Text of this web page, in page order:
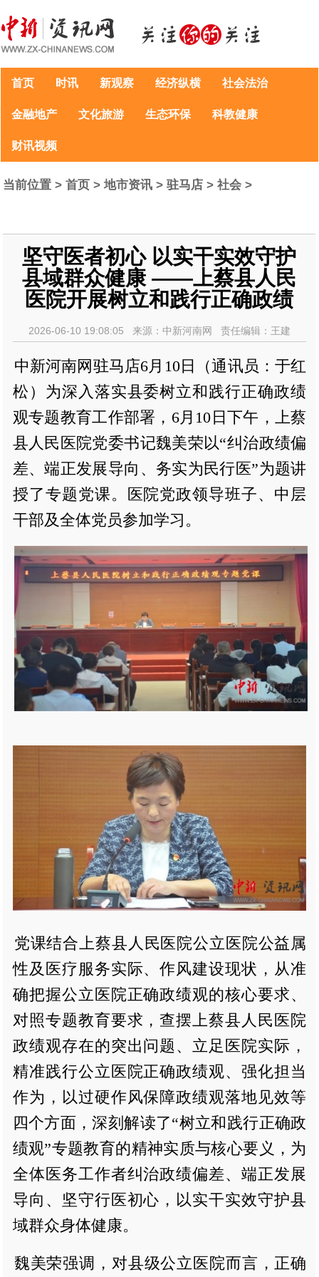
首页 时讯 新观察 经济纵横 社会法治
金融地产 文化旅游 生态环保 科教健康
财讯视频
当前位置 >首页 >地市资讯 >驻马店 >社会 >
坚守医者初心 以实干实效守护
县域群众健康 ——上蔡县人民
医院开展树立和践行正确政绩
2026-06-10 19:08:05 来源：中新河南网 责任编辑：王建
中新河南网驻马店6月10日（通讯员：于红
松）为深入落实县委树立和践行正确政绩
观专题教育工作部署，6月10日下午，上蔡
县人民医院党委书记魏美荣以“纠治政绩偏
差、端正发展导向、务实为民行医”为题讲
授了专题党课。医院党政领导班子、中层
干部及全体党员参加学习。
党课结合上蔡县人民医院公立医院公益属
性及医疗服务实际、作风建设现状，从准
确把握公立医院正确政绩观的核心要求、
对照专题教育要求，查摆上蔡县人民医院
政绩观存在的突出问题、立足医院实际，
精准践行公立医院正确政绩观、强化担当
作为，以过硬作风保障政绩观落地见效等
四个方面，深刻解读了“树立和践行正确政
绩观”专题教育的精神实质与核心要义，为
全体医务工作者纠治政绩偏差、端正发展
导向、坚守行医初心，以实干实效守护县
域群众身体健康。
魏美荣强调，对县级公立医院而言，正确